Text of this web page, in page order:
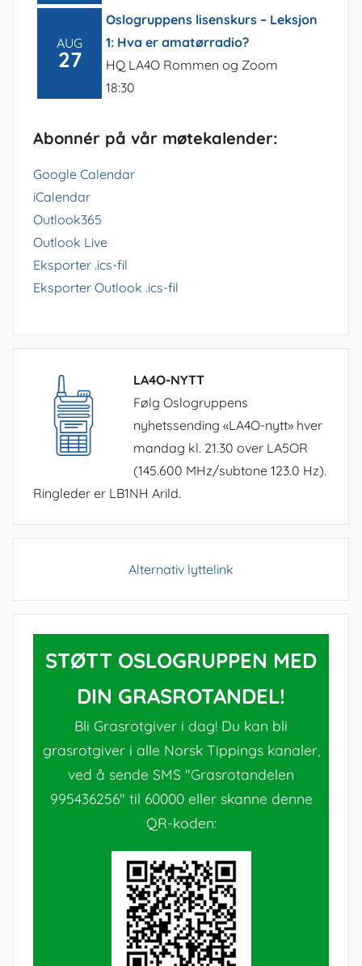
AUG
27
Oslogruppens lisenskurs – Leksjon
1: Hva er amatørradio?
HQ LA4O Rommen og Zoom
18:30
Abonnér på vår møtekalender:
Google Calendar
iCalendar
Outlook365
Outlook Live
Eksporter .ics-fil
Eksporter Outlook .ics-fil
LA4O-NYTT
Følg Oslogruppens
nyhetssending «LA4O-nytt» hver
mandag kl. 21.30 over LA5OR
(145.600 MHz/subtone 123.0 Hz).
Ringleder er LB1NH Arild.
Alternativ lyttelink
STØTT OSLOGRUPPEN MED
DIN GRASROTANDEL!
Bli Grasrotgiver i dag! Du kan bli
grasrotgiver i alle Norsk Tippings kanaler,
ved å sende SMS "Grasrotandelen
995436256" til 60000 eller skanne denne
QR-koden: